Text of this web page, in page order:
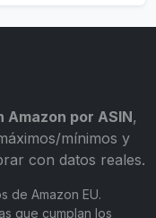
por ASIN,
mínimos y
con datos reales.
de Amazon EU.
que cumplan los